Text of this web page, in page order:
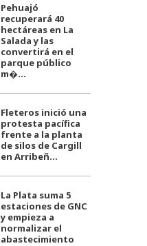
Pehuajó
recuperará 40
hectáreas en La
Salada y las
convertirá en el
parque público
m�...
Fleteros inició una
protesta pacífica
frente a la planta
de silos de Cargill
en Arribeñ...
La Plata suma 5
estaciones de GNC
y empieza a
normalizar el
abastecimiento